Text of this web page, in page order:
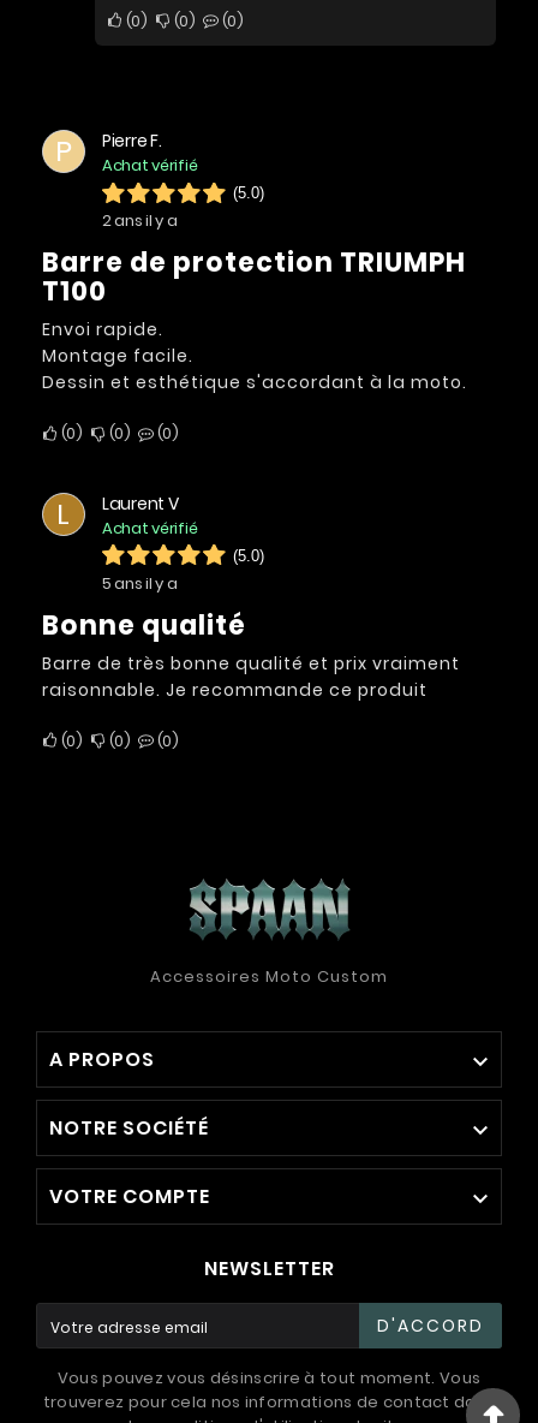
0 0 0
P Pierre F.
Achat vérifié
(5.0)
2 ans il y a
Barre de protection TRIUMPH
T100
Envoi rapide.
Montage facile.
Dessin et esthétique s'accordant à la moto.
0 0 0
L Laurent V
Achat vérifié
(5.0)
5 ans il y a
Bonne qualité
Barre de très bonne qualité et prix vraiment
raisonnable. Je recommande ce produit
0 0 0
Accessoires Moto Custom
A PROPOS 
NOTRE SOCIÉTÉ 
VOTRE COMPTE 
NEWSLETTER
D'ACCORD
Vous pouvez vous désinscrire à tout moment. Vous
trouverez pour cela nos informations de contact dans